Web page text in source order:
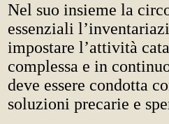
Nel suo insieme la
essenziali
impostare l’attività
complessa e in
deve essere condotta
soluzioni precarie e